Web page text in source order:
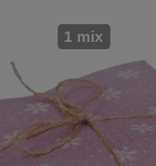
1 mix